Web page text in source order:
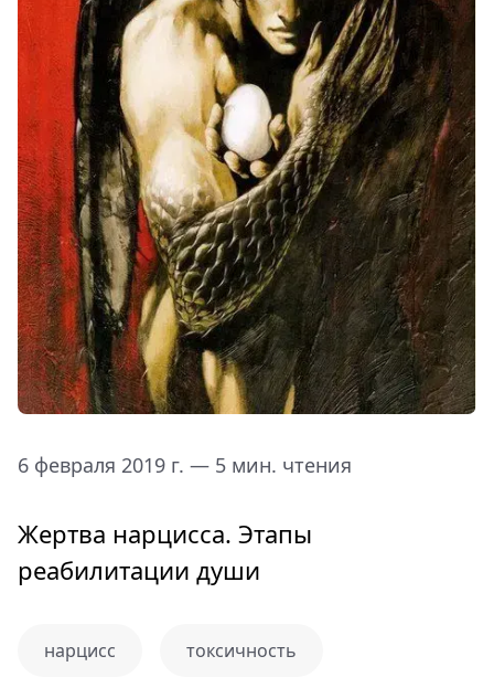
6 февраля 2019 г. — 5 мин. чтения
Жертва нарцисса. Этапы
реабилитации души
нарцисс токсичность